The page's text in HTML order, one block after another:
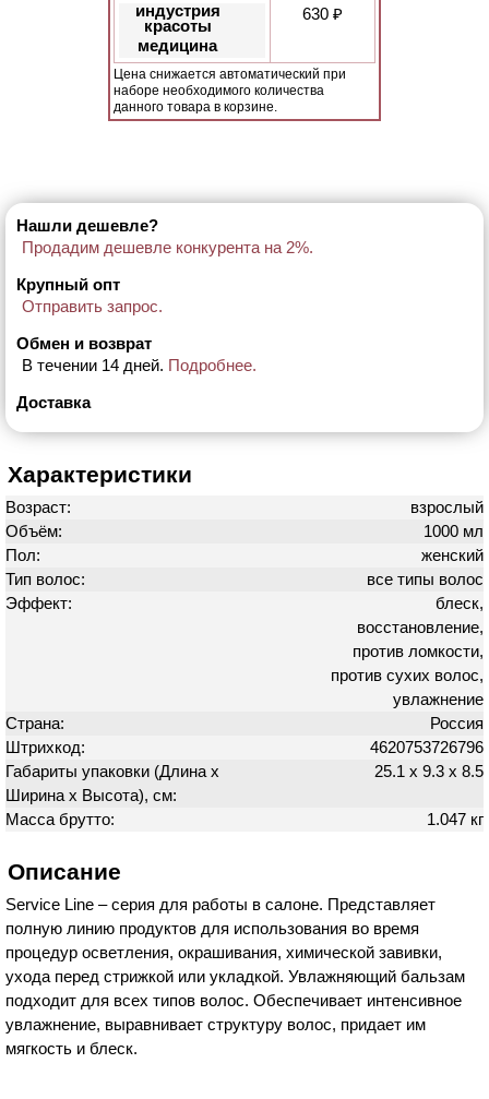
индустрия
красоты
медицина
630 ₽
Цена снижается автоматический при
наборе необходимого количества
данного товара в корзине.
Нашли дешевле?
Продадим дешевле конкурента на 2%.
Крупный опт
Отправить запрос.
Обмен и возврат
В течении 14 дней. Подробнее.
Доставка
Характеристики
Возраст:
взрослый
Объём:
1000 мл
Пол:
женский
Тип волос:
все типы волос
Эффект:
блеск,
восстановление,
против ломкости,
против сухих волос,
увлажнение
Страна:
Россия
Штрихкод:
4620753726796
Габариты упаковки (Длина х
Ширина х Высота), см:
25.1 х 9.3 х 8.5
Масса брутто: 1.047 кг
Описание
Service Line – серия для работы в салоне. Представляет
полную линию продуктов для использования во время
процедур осветления, окрашивания, химической завивки,
ухода перед стрижкой или укладкой. Увлажняющий бальзам
подходит для всех типов волос. Обеспечивает интенсивное
увлажнение, выравнивает структуру волос, придает им
мягкость и блеск.